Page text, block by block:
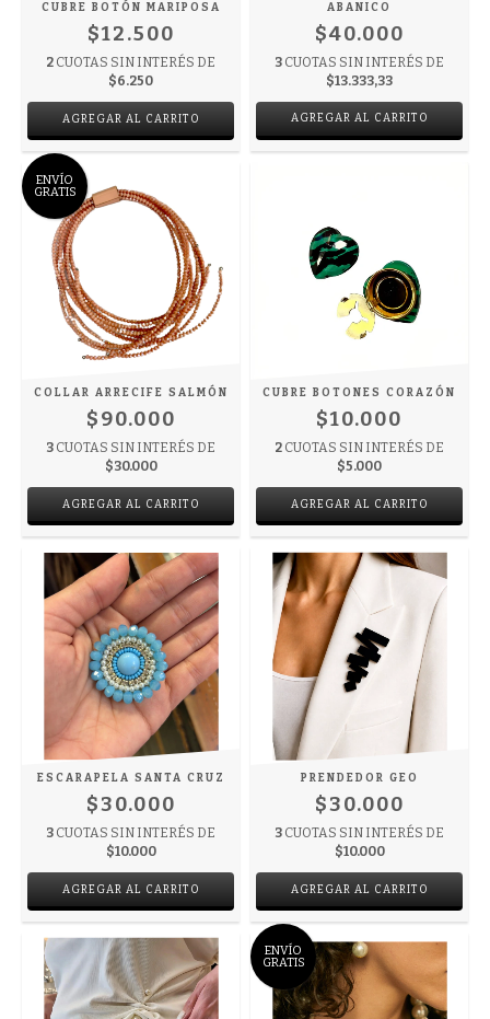
CUBRE BOTÓN MARIPOSA
$12.500
2 CUOTAS SIN INTERÉS DE
$6.250
ABANICO
$40.000
3 CUOTAS SIN INTERÉS DE
$13.333,33
AGREGAR AL CARRITO
ENVÍO
GRATIS
COLLAR ARRECIFE SALMÓN
$90.000
3 CUOTAS SIN INTERÉS DE
$30.000
CUBRE BOTONES CORAZÓN
$10.000
2 CUOTAS SIN INTERÉS DE
$5.000
ESCARAPELA SANTA CRUZ
$30.000
3 CUOTAS SIN INTERÉS DE
$10.000
PRENDEDOR GEO
$30.000
3 CUOTAS SIN INTERÉS DE
$10.000
ENVÍO
GRATIS